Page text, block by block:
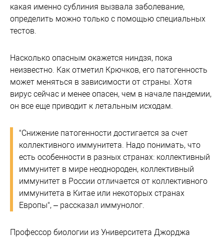
какая именно сублиния вызвала заболевание,
определить можно только с помощью специальных
тестов.
Насколько опасным окажется ниндзя, пока
неизвестно. Как отметил Крючков, его патогенность
может меняться в зависимости от страны. Хотя
вирус сейчас и менее опасен, чем в начале пандемии,
он все еще приводит к летальным исходам.
"Снижение патогенности достигается за счет
коллективного иммунитета. Надо понимать, что
есть особенности в разных странах: коллективный
иммунитет в мире неоднороден, коллективный
иммунитет в России отличается от коллективного
иммунитета в Китае или некоторых странах
Европы", – рассказал иммунолог.
Профессор биологии из Университета Джорджа